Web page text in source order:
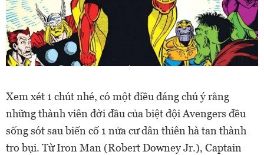
Xem xét 1 chút nhé, có một điều đáng chú ý rằng
những thành viên đời đầu của biệt đội Avengers đều
sống sót sau biến cố 1 nửa cư dân thiên hà tan thành
tro bụi. Từ Iron Man (Robert Downey Jr.), Captain